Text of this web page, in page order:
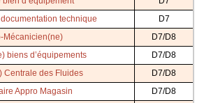
technique
D7
Mécanicien(ne)
D7/D8
biens d’équipements
D7/D8
Centrale des Fluides
D7/D8
Appro Magasin
D7/D8